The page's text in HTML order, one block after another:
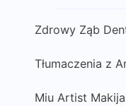
Zdrowy Ząb
Tłumaczenia z
Miu Artist